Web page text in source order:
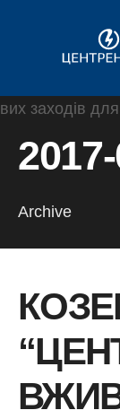
Archive
сайту